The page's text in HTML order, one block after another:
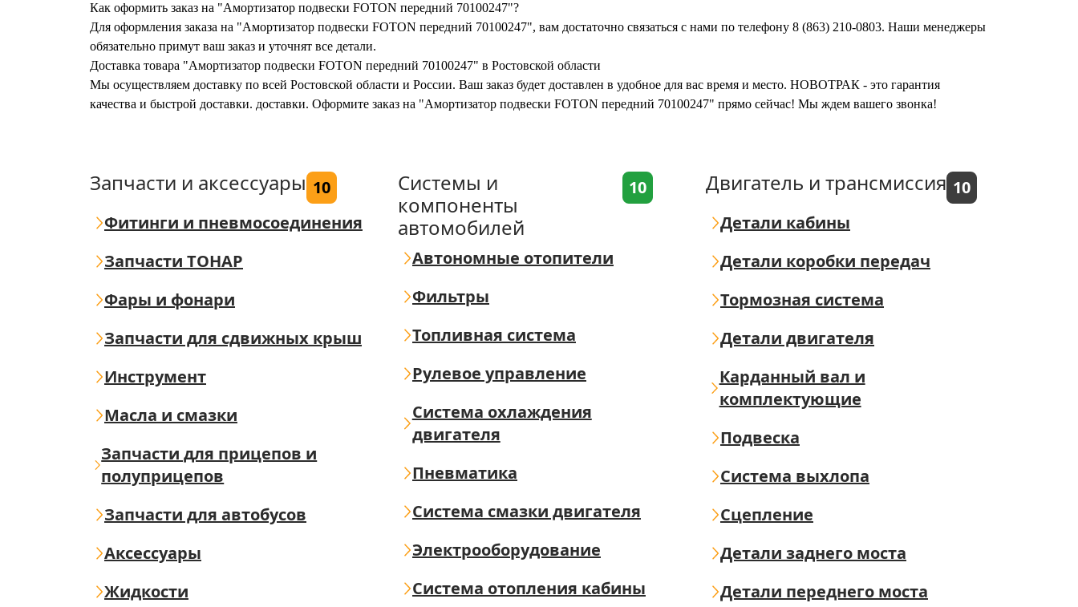
Как оформить заказ на "Амортизатор подвески FOTON передний 70100247"?
Для оформления заказа на "Амортизатор подвески FOTON передний 70100247", вам достаточно связаться с нами по телефону 8 (863) 210-0803. Наши менеджеры
обязательно примут ваш заказ и уточнят все детали.
Доставка товара "Амортизатор подвески FOTON передний 70100247" в Ростовской области
Мы осуществляем доставку по всей Ростовской области и России. Ваш заказ будет доставлен в удобное для вас время и место. НОВОТРАК - это гарантия
качества и быстрой доставки. доставки. Оформите заказ на "Амортизатор подвески FOTON передний 70100247" прямо сейчас! Мы ждем вашего звонка!
Запчасти и аксессуары 10
Фитинги и пневмосоединения
Запчасти ТОНАР
Фары и фонари
Запчасти для сдвижных крыш
Инструмент
Масла и смазки
Запчасти для прицепов и
полуприцепов
Запчасти для автобусов
Аксессуары
Жидкости
Системы и
компоненты
автомобилей
10
Автономные отопители
Фильтры
Топливная система
Рулевое управление
Система охлаждения
двигателя
Пневматика
Система смазки двигателя
Электрооборудование
Система отопления кабины
Двигатель и трансмиссия 10
Детали кабины
Детали коробки передач
Тормозная система
Детали двигателя
Карданный вал и
комплектующие
Подвеска
Система выхлопа
Сцепление
Детали заднего моста
Детали переднего моста